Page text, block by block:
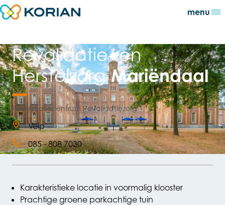
Direct naar content
Terug naar de startpagina
menu
Revalidatie- en
HerstelzorgMariëndaal
Revalidatiecentrum Revalidatiezorg
Velp
085 - 808 7030
Karakteristieke locatie in voormalig klooster
Prachtige groene parkachtige tuin
Open de lightbox